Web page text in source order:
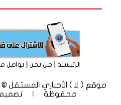
الرئيسية|من نحن|تواصل
محفوظة |